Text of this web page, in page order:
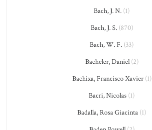
Bach, J. N. (1)
Bach, J. S.(870)
Bach, W. F. (33)
Bacheler, Daniel(2)
Bachixa, Francisco Xavier(1)
Bacri, Nicolas (1)
Badalla, Rosa Giacinta (1)